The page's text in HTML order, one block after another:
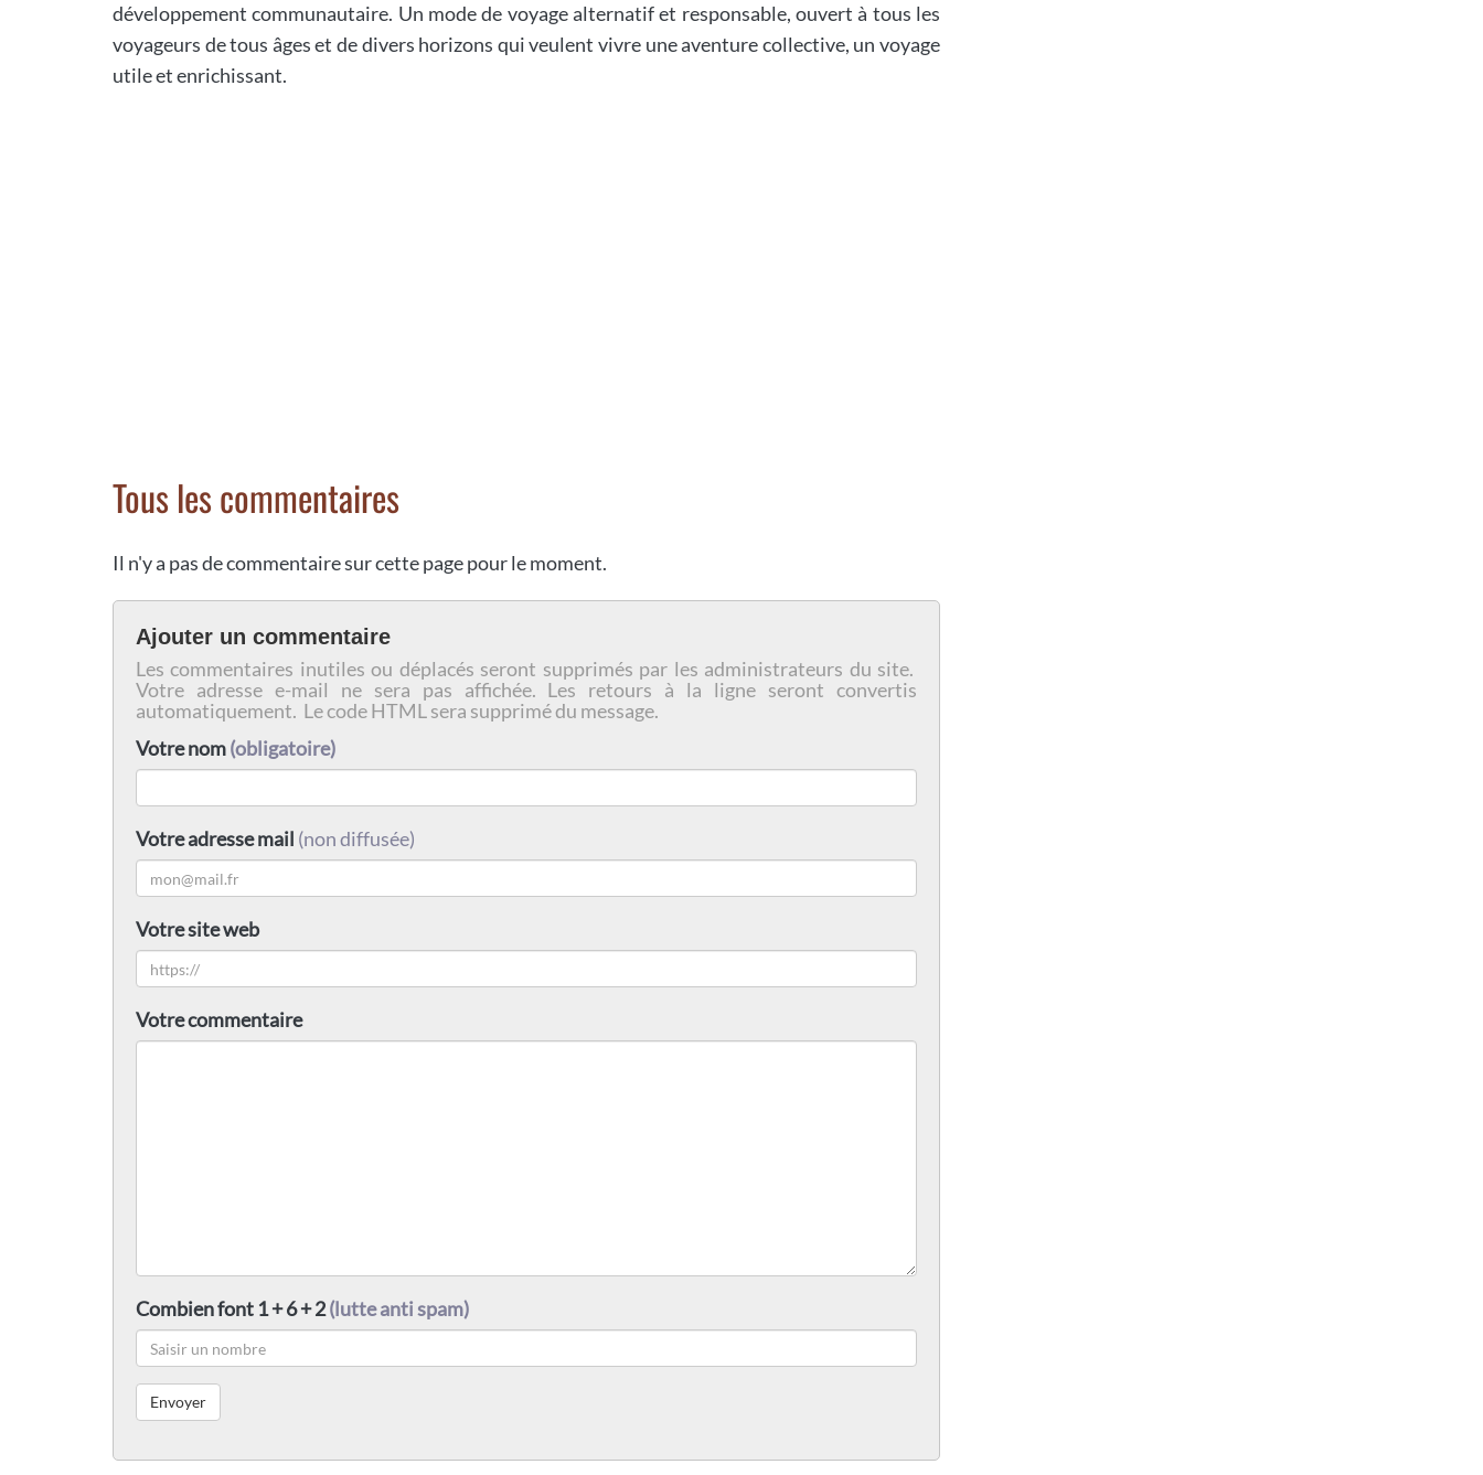
développement communautaire. Un mode de voyage alternatif et responsable, ouvert à tous les
voyageurs de tous âges et de divers horizons qui veulent vivre une aventure collective, un voyage
utile et enrichissant.
Tous les commentaires
Il n'y a pas de commentaire sur cette page pour le moment.
Ajouter un commentaire
Les commentaires inutiles ou déplacés seront supprimés par les administrateurs du site.
Votre adresse e-mail ne sera pas affichée. Les retours à la ligne seront convertis
automatiquement. Le code HTML sera supprimé du message.
Votre nom(obligatoire)
Votre adresse mail (non diffusée)
Votre site web
Votre commentaire
Combien font 1 + 6 + 2(lutte anti spam)